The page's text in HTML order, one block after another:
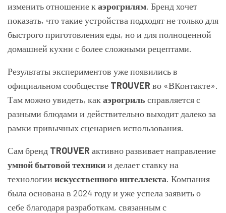
изменить отношение к аэрогрилям. Бренд хочет
показать, что такие устройства подходят не только для
быстрого приготовления еды, но и для полноценной
домашней кухни с более сложными рецептами.
Результаты экспериментов уже появились в
официальном сообществе TROUVER во «ВКонтакте».
Там можно увидеть, как аэрогриль справляется с
разными блюдами и действительно выходит далеко за
рамки привычных сценариев использования.
Сам бренд TROUVER активно развивает направление
умной бытовой техникии делает ставку на
технологии искусственного интеллекта. Компания
была основана в 2024 году и уже успела заявить о
себе благодаря разработкам, связанным с